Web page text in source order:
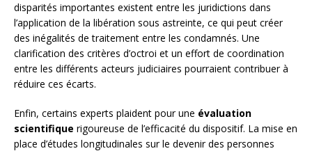
disparités importantes existent entre les juridictions dans
l’application de la libération sous astreinte, ce qui peut créer
des inégalités de traitement entre les condamnés. Une
clarification des critères d’octroi et un effort de coordination
entre les différents acteurs judiciaires pourraient contribuer à
réduire ces écarts.
Enfin, certains experts plaident pour une évaluation
scientifique rigoureuse de l’efficacité du dispositif. La mise en
place d’études longitudinales sur le devenir des personnes